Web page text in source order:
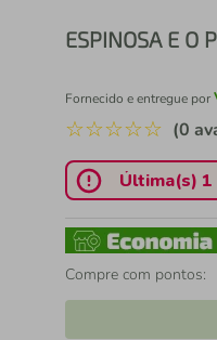
ESPINOSA E O
Fornecido e entregue por
☆☆☆☆☆ (0
Última(s)
Compre com pontos: